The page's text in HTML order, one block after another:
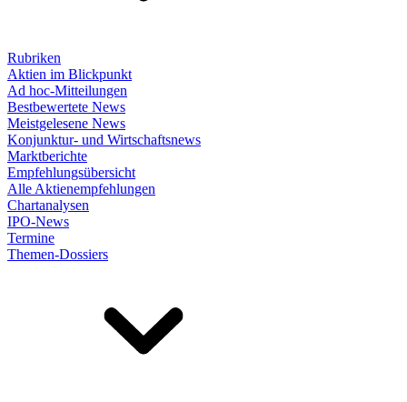
Rubriken
Aktien im Blickpunkt
Ad hoc-Mitteilungen
Bestbewertete News
Meistgelesene News
Konjunktur- und Wirtschaftsnews
Marktberichte
Empfehlungsübersicht
Alle Aktienempfehlungen
Chartanalysen
IPO-News
Termine
Themen-Dossiers